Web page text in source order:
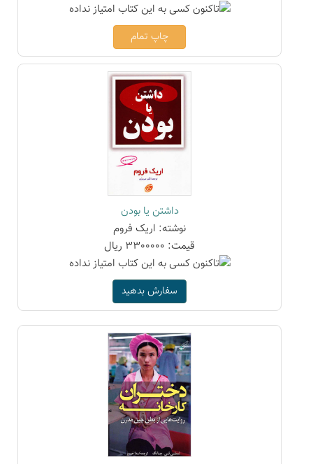
چاپ تمام
داشتن یا بودن
نوشته: اریک فروم
قیمت: 3300000 ریال
سفارش بدهید